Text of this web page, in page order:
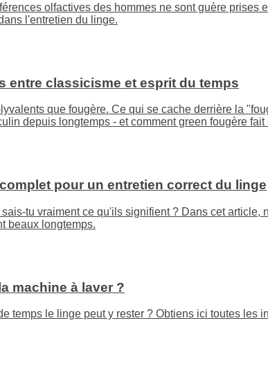
olfactives des hommes ne sont guère
l'entretien du linge.
entre classicisme et esprit du temps
que fougère. Ce qui se cache derrière la
depuis longtemps - et comment green fougère
pour un entretien correct du linge
tu vraiment ce qu'ils signifient ? Dans cet
beaux longtemps.
machine à laver ?
temps le linge peut y rester ? Obtiens ici toutes les